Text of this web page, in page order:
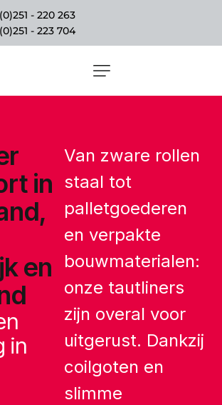
- 220 263
- 223 704
in
en
in
Van zware rollen
staal tot
palletgoederen
en verpakte
bouwmaterialen:
onze tautliners
zijn overal voor
uitgerust. Dankzij
coilgoten en
slimme